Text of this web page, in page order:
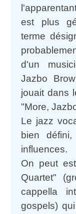
est plus
terme
d'un
Jazbo
jouait dans
"More,
Le jazz
bien
influences.
On peut
Quartet"
cappella
gospels)